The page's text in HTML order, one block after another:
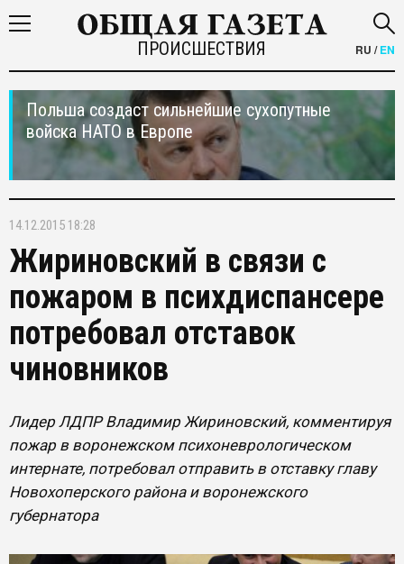
ПРОИСШЕСТВИЯ RU /EN
Польша создаст сильнейшие сухопутные
войска НАТО в Европе
14.12.2015 18:28
Жириновский в связи с
пожаром в психдиспансере
потребовал отставок
чиновников
Лидер ЛДПР Владимир Жириновский, комментируя
пожар в воронежском психоневрологическом
интернате, потребовал отправить в отставку главу
Новохоперского района и воронежского
губернатора